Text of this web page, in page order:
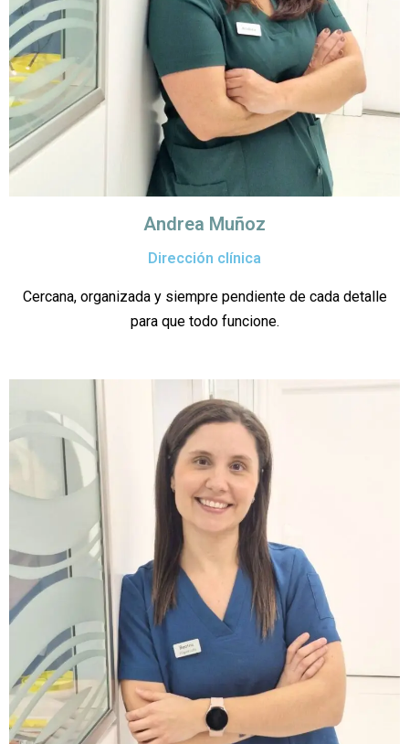
Andrea Muñoz
Dirección clínica
Cercana, organizada y siempre pendiente de cada detalle
para que todo funcione.